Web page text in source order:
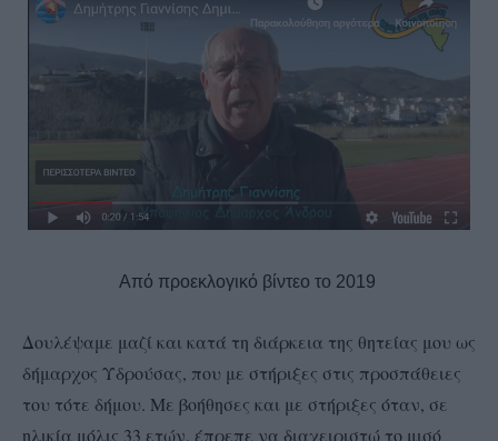
Από προεκλογικό βίντεο το 2019
Δουλέψαμε μαζί και κατά τη διάρκεια της θητείας μου ως
δήμαρχος Υδρούσας, που με στήριξες στις προσπάθειες
του τότε δήμου. Με βοήθησες και με στήριξες όταν, σε
ηλικία μόλις 33 ετών, έπρεπε να διαχειριστώ το μισό